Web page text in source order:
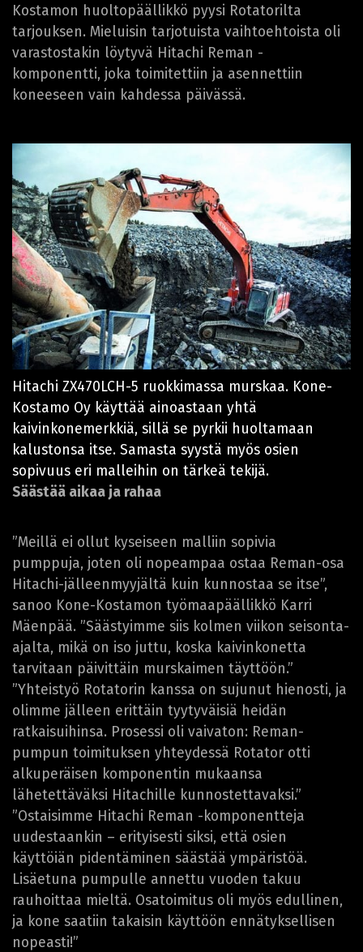
Kostamon huoltopäällikkö pyysi Rotatorilta
tarjouksen. Mieluisin tarjotuista vaihtoehtoista oli
varastostakin löytyvä Hitachi Reman -
komponentti, joka toimitettiin ja asennettiin
koneeseen vain kahdessa päivässä.
Hitachi ZX470LCH-5 ruokkimassa murskaa. Kone-
Kostamo Oy käyttää ainoastaan yhtä
kaivinkonemerkkiä, sillä se pyrkii huoltamaan
kalustonsa itse. Samasta syystä myös osien
sopivuus eri malleihin on tärkeä tekijä.
Säästää aikaa ja rahaa
”Meillä ei ollut kyseiseen malliin sopivia
pumppuja, joten oli nopeampaa ostaa Reman-osa
Hitachi-jälleenmyyjältä kuin kunnostaa se itse”,
sanoo Kone-Kostamon työmaapäällikkö Karri
Mäenpää. ”Säästyimme siis kolmen viikon seisonta-
ajalta, mikä on iso juttu, koska kaivinkonetta
tarvitaan päivittäin murskaimen täyttöön.”
”Yhteistyö Rotatorin kanssa on sujunut hienosti, ja
olimme jälleen erittäin tyytyväisiä heidän
ratkaisuihinsa. Prosessi oli vaivaton: Reman-
pumpun toimituksen yhteydessä Rotator otti
alkuperäisen komponentin mukaansa
lähetettäväksi Hitachille kunnostettavaksi.”
”Ostaisimme Hitachi Reman -komponentteja
uudestaankin – erityisesti siksi, että osien
käyttöiän pidentäminen säästää ympäristöä.
Lisäetuna pumpulle annettu vuoden takuu
rauhoittaa mieltä. Osatoimitus oli myös edullinen,
ja kone saatiin takaisin käyttöön ennätyksellisen
nopeasti!”